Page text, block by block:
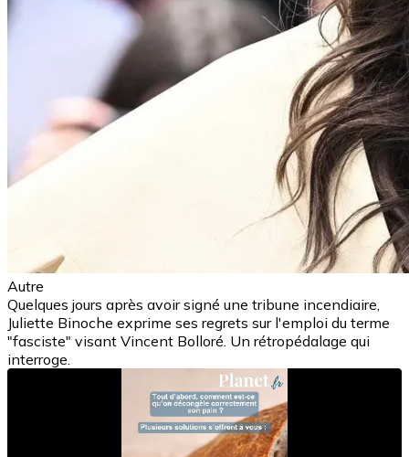
Autre
Quelques jours après avoir signé une tribune incendiaire,
Juliette Binoche exprime ses regrets sur l'emploi du terme
"fasciste" visant Vincent Bolloré. Un rétropédalage qui
interroge.